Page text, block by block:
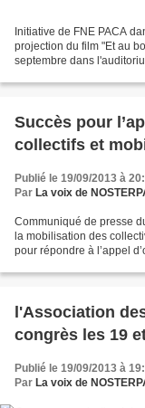
Initiative de FNE PACA
projection du film "Et au
septembre dans
Succès pour
collectifs et
Publié le 19/09/2013 à
Par La voix de
Communiqué de presse
la mobilisation des
pour répondre à l’appel
l'Association
congrès les 19
Publié le 19/09/2013 à
Par La voix de